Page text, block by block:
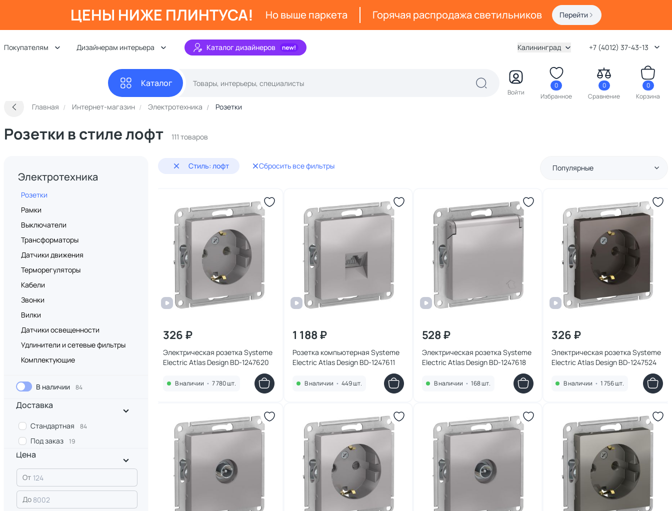
ЦЕНЫ НИЖЕ ПЛИНТУСА! Но выше паркета Горячая распродажа светильников Перейти
Покупателям Дизайнерам интерьера Каталог дизайнеров Калининград +7 (4012) 37-43-13
Каталог
Войти
0
Избранное
0
Сравнение
0
Корзина
Главная Интернет-магазин Электротехника Розетки
Розетки в стиле лофт 111 товаров
Электротехника
Розетки
Рамки
Выключатели
Трансформаторы
Датчики движения
Терморегуляторы
Кабели
Звонки
Вилки
Датчики освещенности
Удлинители и сетевые фильтры
Комплектующие
В наличии 84
Доставка
Стандартная 84
Под заказ 19
Цена
От
До
Стиль: лофт Сбросить все фильтры Популярные
326 ₽
Электрическая розетка Systeme
Electric Atlas Design BD-1247620
В наличии • 7 780 шт.
1 188 ₽
Розетка компьютерная Systeme
Electric Atlas Design BD-1247611
В наличии • 449 шт.
528 ₽
Электрическая розетка Systeme
Electric Atlas Design BD-1247618
В наличии • 168 шт.
326 ₽
Электрическая розетка Systeme
Electric Atlas Design BD-1247524
В наличии • 1 756 шт.